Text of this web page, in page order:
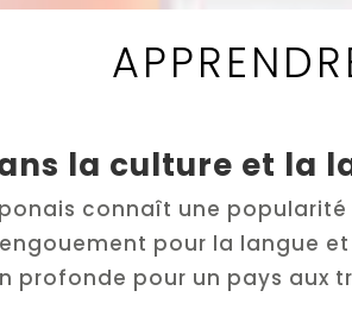
la culture et la
connaît une
pour la langue
profonde pour un pays aux